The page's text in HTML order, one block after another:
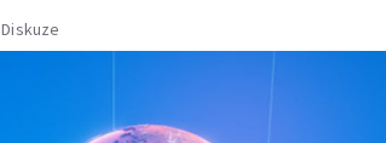
Diskuze